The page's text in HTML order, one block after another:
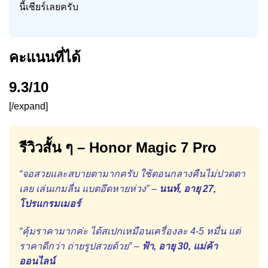
นี้เชียร์เลยครับ
คะแนนที่ได้
9.3/10
[/expand]
รีวิวสั้น ๆ – Honor Magic 7 Pro
“จอสวยและสบายตามากครับ ใช้ตอนกลางคืนไม่ปวดตา
เลย เล่นเกมลื่น แบตอึดหายห่วง” – นนท์, อายุ 27,
โปรแกรมเมอร์
“คุ้มราคามากค่ะ ได้สเปกเหมือนเครื่องละ 4-5 หมื่น แต่
ราคาดีกว่า ถ่ายรูปสวยด้วย” – ฟ้า, อายุ 30, แม่ค้า
ออนไลน์